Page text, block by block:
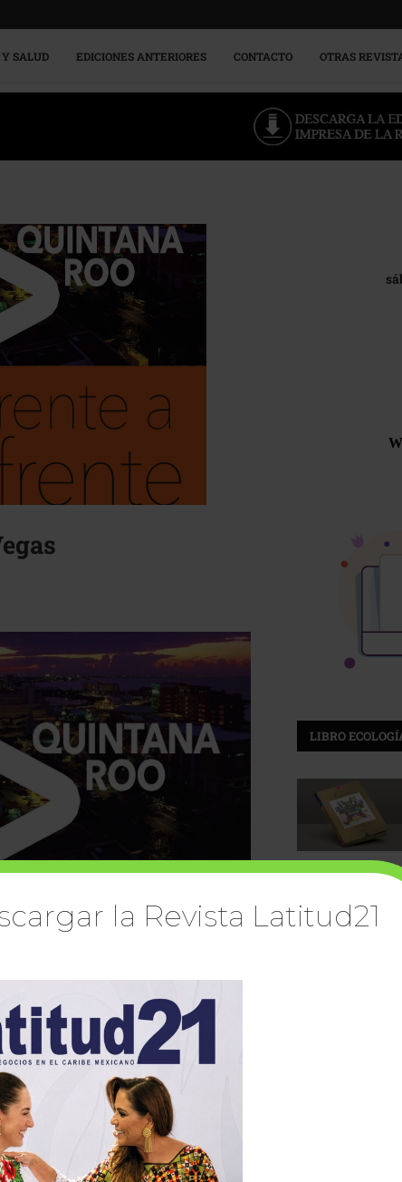
Y SALUD EDICIONES ANTERIORES CONTACTO OTRAS
LIBRO
la Revista Latitud21